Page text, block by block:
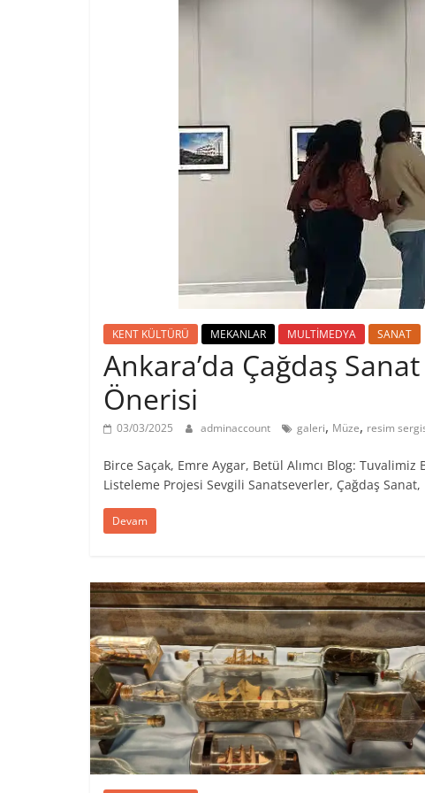
KENT KÜLTÜRÜ MEKANLAR MULTİMEDYA SANAT
Ankara’da Çağdaş
Önerisi
03/03/2025 adminaccount galeri, Müze, resim
Birce Saçak, Emre Aygar, Betül Alımcı Blog:
Listeleme Projesi Sevgili Sanatseverler, ​Çağdaş Sanat,
Devam